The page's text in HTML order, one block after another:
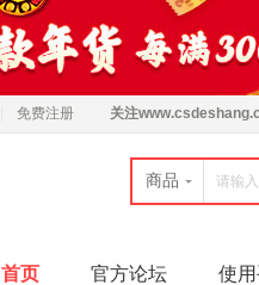
免费注册 关注
商品
首页 官方论坛 使